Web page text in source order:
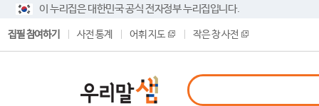
이 누리집은 대한민국 공식 전자정부 누리집입니다.
집필 참여하기 사전 통계 어휘 지도 작은 창 사전